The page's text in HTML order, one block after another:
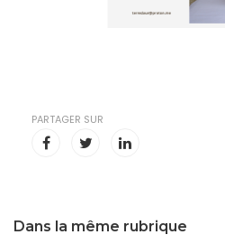
Dans la même rubrique
PARTAGER SUR